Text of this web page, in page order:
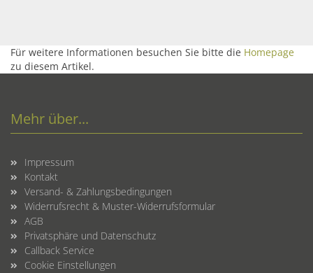
Für weitere Informationen besuchen Sie bitte die Homepage
zu diesem Artikel.
Mehr über...
Impressum
Kontakt
Versand- & Zahlungsbedingungen
Widerrufsrecht & Muster-Widerrufsformular
AGB
Privatsphäre und Datenschutz
Callback Service
Cookie Einstellungen